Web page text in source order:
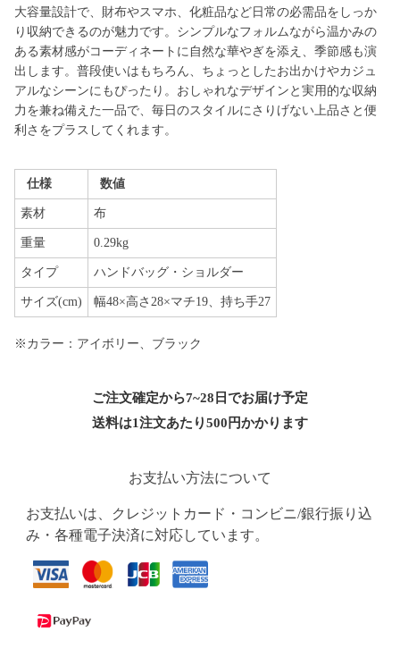
大容量設計で、財布やスマホ、化粧品など日常の必需品をしっか
り収納できるのが魅力です。シンプルなフォルムながら温かみの
ある素材感がコーディネートに自然な華やぎを添え、季節感も演
出します。普段使いはもちろん、ちょっとしたお出かけやカジュ
アルなシーンにもぴったり。おしゃれなデザインと実用的な収納
力を兼ね備えた一品で、毎日のスタイルにさりげない上品さと便
利さをプラスしてくれます。
仕様 数値
素材 布
重量 0.29kg
タイプ ハンドバッグ・ショルダー
サイズ(cm) 幅48×高さ28×マチ19、持ち手27
※カラー：アイボリー、ブラック
ご注文確定から7~28日でお届け予定
送料は1注文あたり500 円かかります
お支払い方法について
お支払いは、クレジットカード・コンビニ/銀行振り込
み・各種電子決済に対応しています。